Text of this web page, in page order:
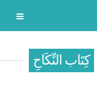
كِتَاب النِّكَاحِ